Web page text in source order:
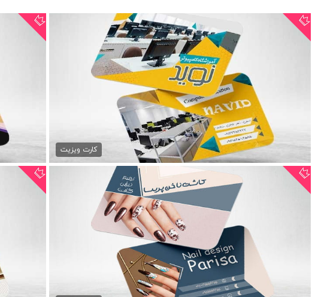
کارت ویزیت آموزشگاه...
79,000 تومان
کارت ویزیت
کارت ویزیت کاشت ناخن و نیل...
79,000 تومان